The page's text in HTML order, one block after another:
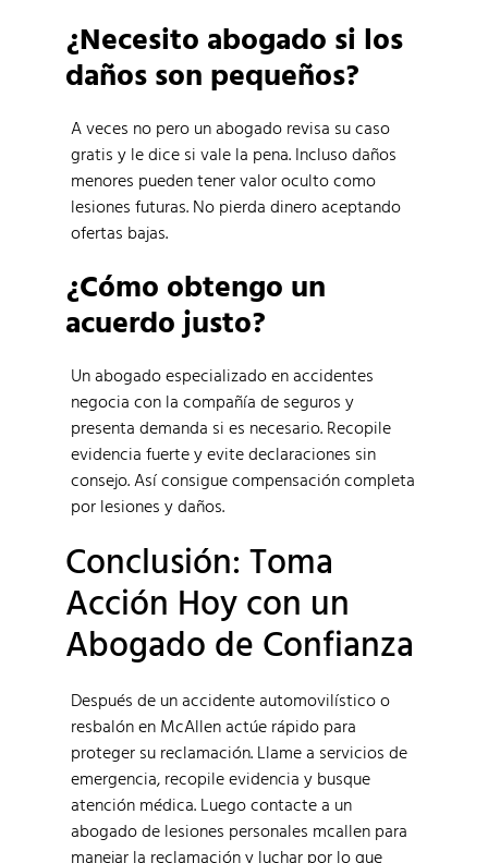
¿Necesito abogado si los
daños son pequeños?
A veces no pero un abogado revisa su caso
gratis y le dice si vale la pena. Incluso daños
menores pueden tener valor oculto como
lesiones futuras. No pierda dinero aceptando
ofertas bajas.
¿Cómo obtengo un
acuerdo justo?
Un abogado especializado en accidentes
negocia con la compañía de seguros y
presenta demanda si es necesario. Recopile
evidencia fuerte y evite declaraciones sin
consejo. Así consigue compensación completa
por lesiones y daños.
Conclusión: Toma
Acción Hoy con un
Abogado de Confianza
Después de un accidente automovilístico o
resbalón en McAllen actúe rápido para
proteger su reclamación. Llame a servicios de
emergencia, recopile evidencia y busque
atención médica. Luego contacte a un
abogado de lesiones personales mcallen para
manejar la reclamación y luchar por lo que